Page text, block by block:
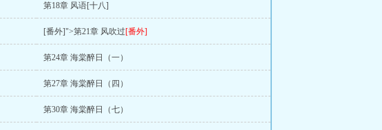
第18章 风语[十八]
[番外]">第21章 风吹过[番外]
第24章 海棠醉日（一）
第27章 海棠醉日（四）
第30章 海棠醉日（七）